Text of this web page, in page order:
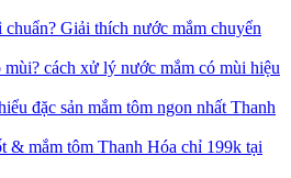
Giải thích nước mắm chuyển
mùi? cách xử lý nước mắm có mùi hiệu
đặc sản mắm tôm ngon nhất Thanh
& mắm tôm Thanh Hóa chỉ 199k tại